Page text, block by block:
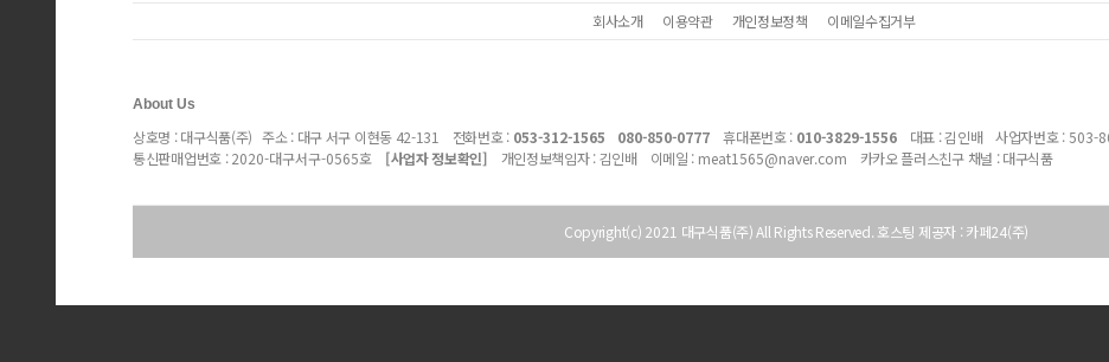
회사소개 이용약관 개인정보정책 이메일수집거부
About Us
상호명 : 대구식품(주) 주소 : 대구 서구 이현동 42-131 전화번호 : 053-312-1565 080-850-0777 휴대폰번호 : 010-3829-1556대표 : 김인배 사업자번호 :503-
통신판매업번호 :2020-대구서구-0565호 [사업자 정보확인] 개인정보책임자 : 김인배 이메일 : meat1565@naver.com 카카오 플러스친구 채널 : 대구식품
Copyright(c) 2021 대구식품(주) All Rights Reserved. 호스팅 제공자 : 카페24(주)